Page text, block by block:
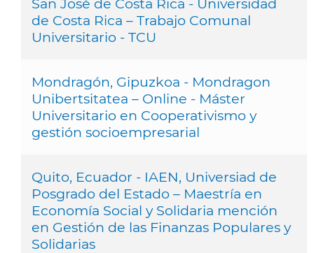
de Costa Rica – Trabajo Comunal
Universitario - TCU
Mondragón, Gipuzkoa - Mondragon
Unibertsitatea – Online - Máster
Universitario en Cooperativismo y
gestión socioempresarial
Quito, Ecuador - IAEN, Universiad de
Posgrado del Estado – Maestría en
Economía Social y Solidaria mención
en Gestión de las Finanzas Populares y
Solidarias